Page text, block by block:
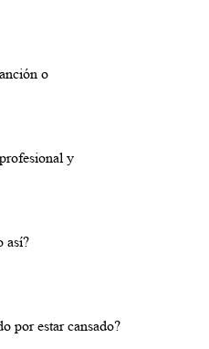
o
profesional y
así?
por estar cansado?